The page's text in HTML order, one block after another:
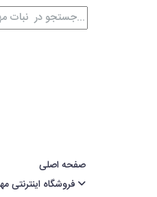
صفحه اصلی